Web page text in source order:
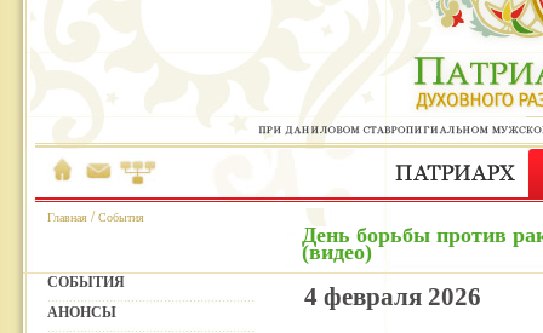
Главная /События
День борьбы против
(видео)
СОБЫТИЯ
АНОНСЫ
4 февраля 2026